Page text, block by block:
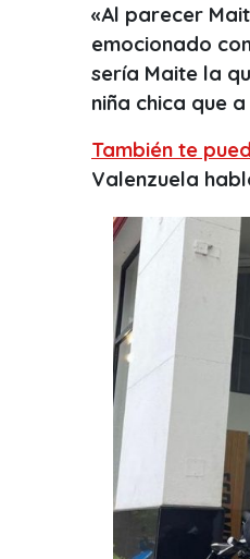
«Al parecer
emocionado
sería Maite la
niña chica que
También te
Valenzuela